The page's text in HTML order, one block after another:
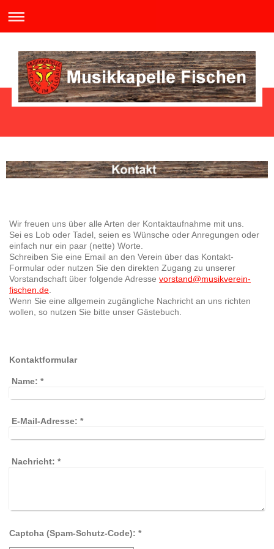
Wir freuen uns über alle Arten der Kontaktaufnahme mit uns.
Sei es Lob oder Tadel, seien es Wünsche oder Anregungen oder
einfach nur ein paar (nette) Worte.
Schreiben Sie eine Email an den Verein über das Kontakt-
Formular oder nutzen Sie den direkten Zugang zu unserer
Vorstandschaft über folgende Adresse vorstand@musikverein-
fischen.de
Wenn Sie eine allgemein zugängliche Nachricht an uns richten
wollen, so nutzen Sie bitte unser Gästebuch.
Kontaktformular
Name: *
E-Mail-Adresse: *
Nachricht: *
Captcha (Spam-Schutz-Code): *